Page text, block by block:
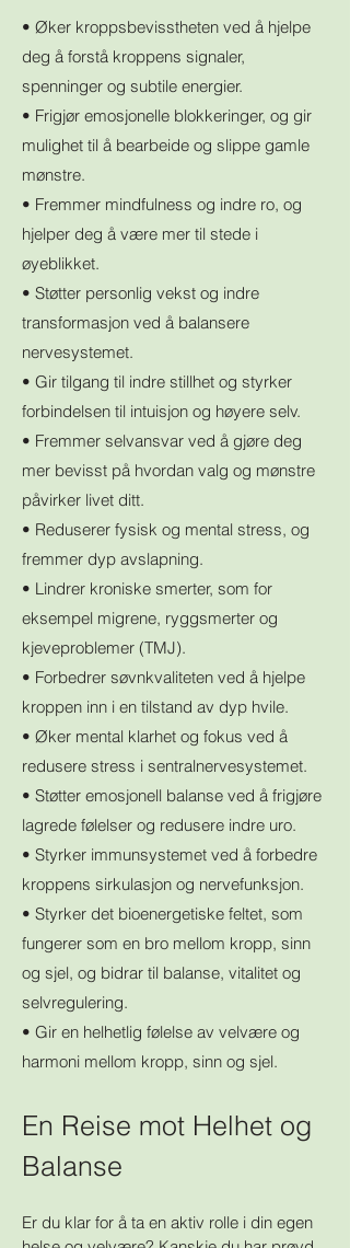
• Øker kroppsbevisstheten ved å hjelpe
deg å forstå kroppens signaler,
spenninger og subtile energier.
• Frigjør emosjonelle blokkeringer, og gir
mulighet til å bearbeide og slippe gamle
mønstre.
• Fremmer mindfulness og indre ro, og
hjelper deg å være mer til stede i
øyeblikket.
• Støtter personlig vekst og indre
transformasjon ved å balansere
nervesystemet.
• Gir tilgang til indre stillhet og styrker
forbindelsen til intuisjon og høyere selv.
• Fremmer selvansvar ved å gjøre deg
mer bevisst på hvordan valg og mønstre
påvirker livet ditt.
• Reduserer fysisk og mental stress, og
fremmer dyp avslapning.
• Lindrer kroniske smerter, som for
eksempel migrene, ryggsmerter og
kjeveproblemer (TMJ).
• Forbedrer søvnkvaliteten ved å hjelpe
kroppen inn i en tilstand av dyp hvile.
• Øker mental klarhet og fokus ved å
redusere stress i sentralnervesystemet.
• Støtter emosjonell balanse ved å frigjøre
lagrede følelser og redusere indre uro.
• Styrker immunsystemet ved å forbedre
kroppens sirkulasjon og nervefunksjon.
• Styrker det bioenergetiske feltet, som
fungerer som en bro mellom kropp, sinn
og sjel, og bidrar til balanse, vitalitet og
selvregulering.
• Gir en helhetlig følelse av velvære og
harmoni mellom kropp, sinn og sjel.
En Reise mot Helhet og
Balanse​​​
Er du klar for å ta en aktiv rolle i din egen